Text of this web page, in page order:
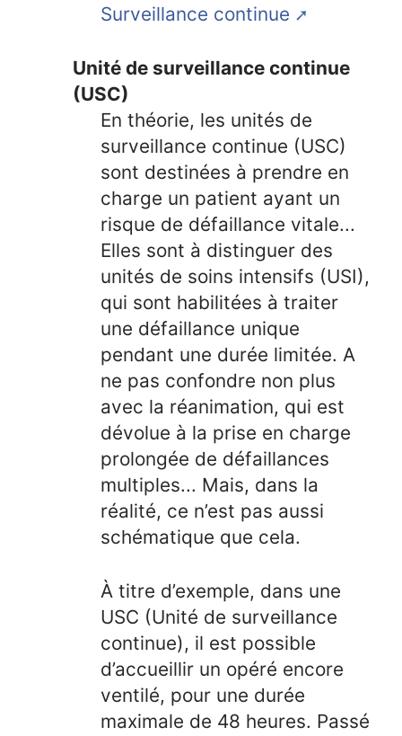
Surveillance continue
Unité de surveillance continue
(USC)
En théorie, les unités de
surveillance continue (USC)
sont destinées à prendre en
charge un patient ayant un
risque de défaillance vitale...
Elles sont à distinguer des
unités de soins intensifs (USI),
qui sont habilitées à traiter
une défaillance unique
pendant une durée limitée. A
ne pas confondre non plus
avec la réanimation, qui est
dévolue à la prise en charge
prolongée de défaillances
multiples... Mais, dans la
réalité, ce n’est pas aussi
schématique que cela.
À titre d’exemple, dans une
USC (Unité de surveillance
continue), il est possible
d’accueillir un opéré encore
ventilé, pour une durée
maximale de 48 heures. Passé